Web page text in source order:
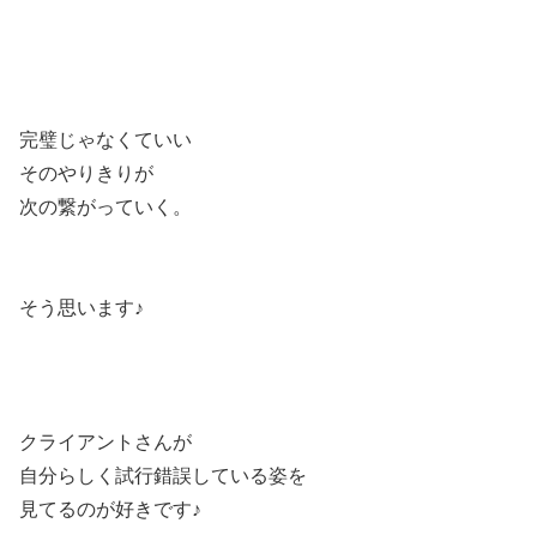
完璧じゃなくていい
そのやりきりが
次の繋がっていく。
そう思います♪
クライアントさんが
自分らしく試行錯誤している姿を
見てるのが好きです♪